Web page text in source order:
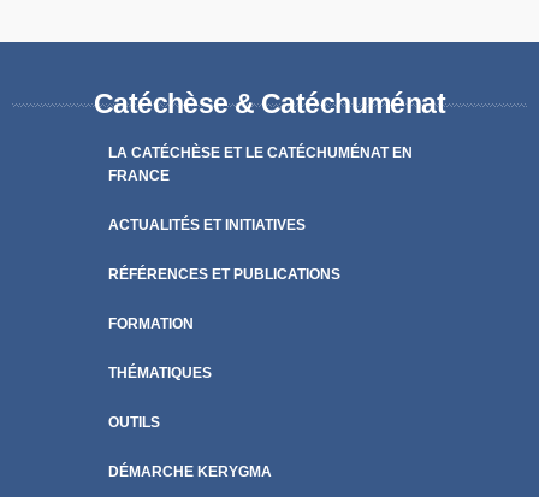
Catéchèse & Catéchuménat
LA CATÉCHÈSE ET LE CATÉCHUMÉNAT EN
FRANCE
ACTUALITÉS ET INITIATIVES
RÉFÉRENCES ET PUBLICATIONS
FORMATION
THÉMATIQUES
OUTILS
DÉMARCHE KERYGMA